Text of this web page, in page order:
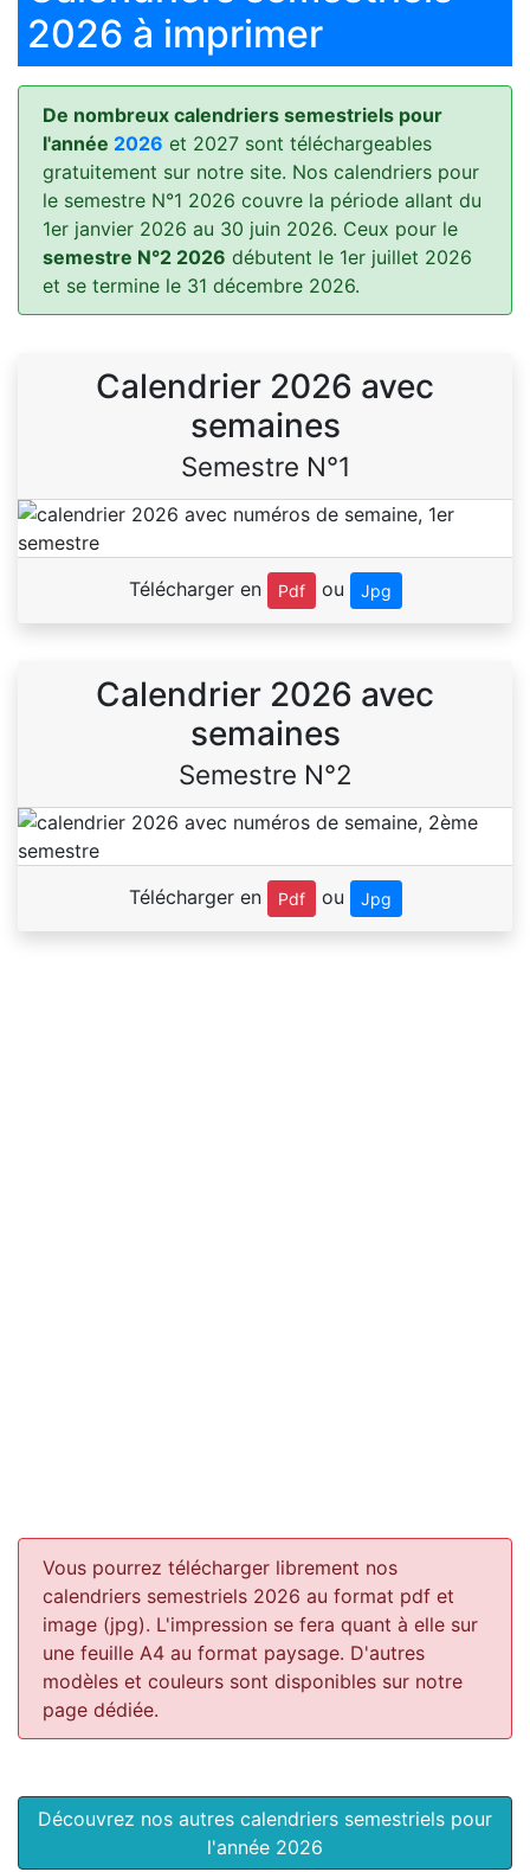
2026 à imprimer
De nombreux calendriers semestriels pour
l'année 2026 et 2027 sont téléchargeables
gratuitement sur notre site. Nos calendriers pour
le semestre N°1 2026 couvre la période allant du
1er janvier 2026 au 30 juin 2026. Ceux pour le
semestre N°2 2026 débutent le 1er juillet 2026
et se termine le 31 décembre 2026.
Calendrier 2026 avec
semaines
Semestre N°1
Télécharger en Pdf ou Jpg
Calendrier 2026 avec
semaines
Semestre N°2
Télécharger en Pdf ou Jpg
Vous pourrez télécharger librement nos
calendriers semestriels 2026 au format pdf et
image (jpg). L'impression se fera quant à elle sur
une feuille A4 au format paysage. D'autres
modèles et couleurs sont disponibles sur notre
page dédiée.
Découvrez nos autres calendriers semestriels pour
l'année 2026